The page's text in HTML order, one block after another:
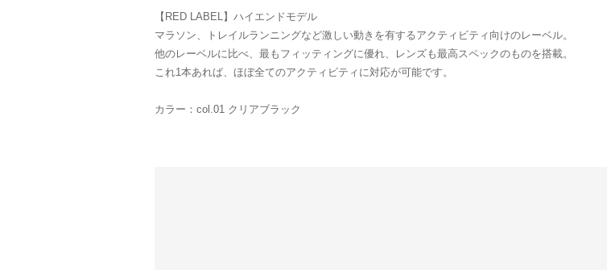
【RED LABEL】ハイエンドモデル
マラソン、トレイルランニングなど激しい動きを有するアクティビティ向けのレーベル。
他のレーベルに比べ、最もフィッティングに優れ、レンズも最高スペックのものを搭載。
これ1本あれば、ほぼ全てのアクティビティに対応が可能です。
カラー：col.01 クリアブラック